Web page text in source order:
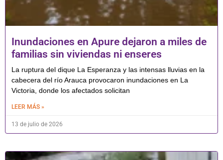
Inundaciones en Apure dejaron a miles de
familias sin viviendas ni enseres
La ruptura del dique La Esperanza y las intensas lluvias en la
cabecera del río Arauca provocaron inundaciones en La
Victoria, donde los afectados solicitan
LEER MÁS »
13 de julio de 2026